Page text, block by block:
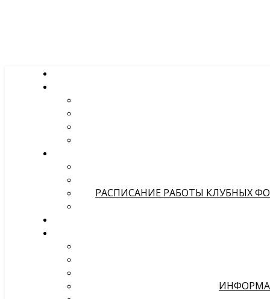
РАСПИСАНИЕ РАБОТЫ КЛУБНЫХ